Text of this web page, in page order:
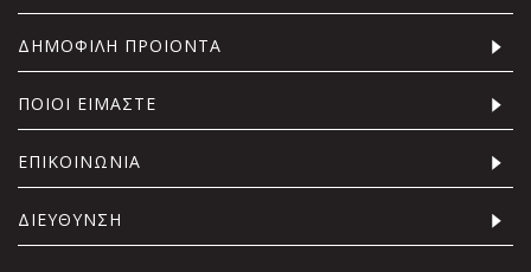
ΔΗΜΟΦΙΛΗ ΠΡΟΙΟΝΤΑ
ΠΟΙΟΙ ΕΙΜΑΣΤΕ
ΕΠΙΚΟΙΝΩΝΙΑ
ΔΙΕΥΘΥΝΣΗ